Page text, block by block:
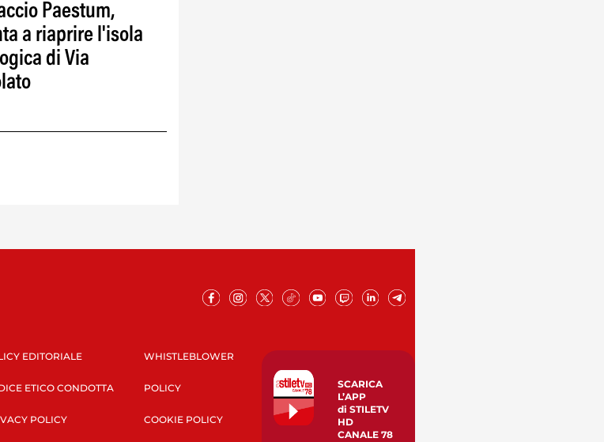
Paestum,
a riaprire l'isola
di Via
EDITORIALE
ETICO CONDOTTA
POLICY
WHISTLEBLOWER
POLICY
COOKIE POLICY
SCARICA
L’APP
di STILETV
HD
CANALE 78